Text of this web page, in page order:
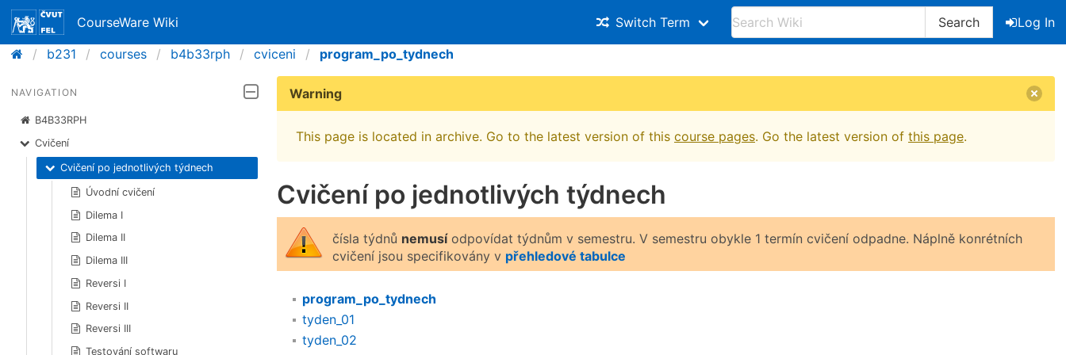
CourseWare Wiki Switch Term Search
Log In
b231
courses b4b33rph cviceni program_po_tydnech
NAVIGATION
B4B33RPH
Cvičení
Cvičení po jednotlivých týdnech
Úvodní cvičení
Dilema I
Dilema II
Dilema III
Reversi I
Reversi II
Reversi III
Testování softwaru
Warning
This page is located in archive. Go to the latest version of this course pages. Go the latest version of this page.
Cvičení po jednotlivých týdnech
čísla týdnů nemusíodpovídat týdnům v semestru. V semestru obykle 1 termín cvičení odpadne. Náplně konrétních
cvičení jsou specifikovány v přehledové tabulce
program_po_tydnech
tyden_01
tyden_02